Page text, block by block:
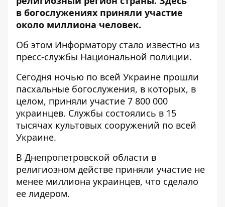
в богослужениях приняли участие
около миллиона человек.
Об этом Информатору стало известно из
пресс-службы Национальной полиции.
Сегодня ночью по всей Украине прошли
пасхальные богослужения, в которых, в
целом, приняли участие 7 800 000
украинцев. Службы состоялись в 15
тысячах культовых сооружений по всей
Украине.
В Днепропетровской области в
религиозном действе приняли участие не
менее миллиона украинцев, что сделало
ее лидером.